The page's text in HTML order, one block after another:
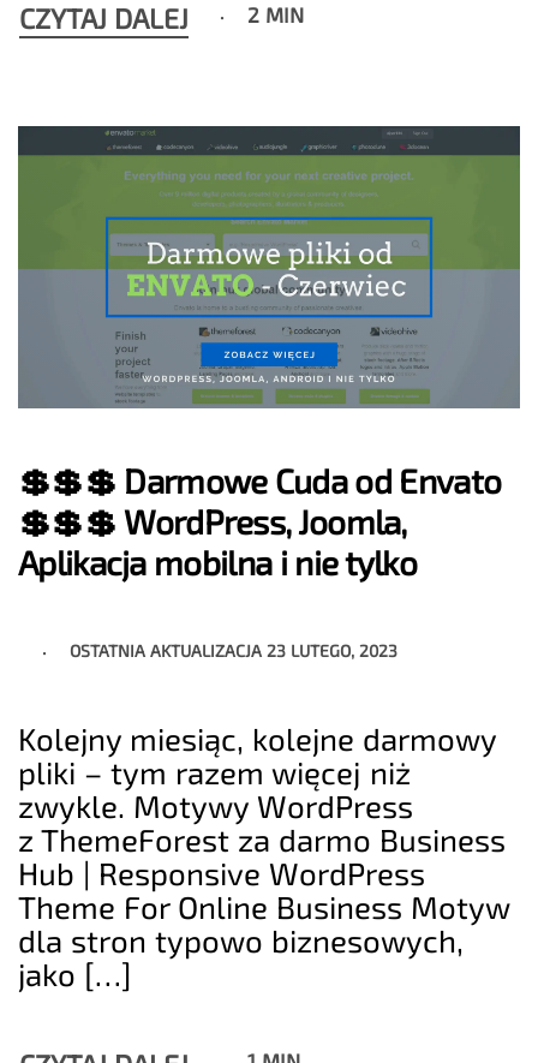
CZYTAJ DALEJ 2 MIN
💲💲💲 Darmowe Cuda od Envato
💲💲💲 WordPress, Joomla,
Aplikacja mobilna i nie tylko
OSTATNIA AKTUALIZACJA23 LUTEGO, 2023
Kolejny miesiąc, kolejne darmowy
pliki – tym razem więcej niż
zwykle. Motywy WordPress
z ThemeForest za darmo Business
Hub | Responsive WordPress
Theme For Online Business Motyw
dla stron typowo biznesowych,
jako […]